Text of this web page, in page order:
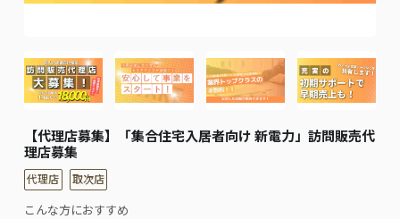
【代理店募集】「集合住宅入居者向け 新電力」訪問販売代
理店募集
代理店 取次店
こんな方におすすめ